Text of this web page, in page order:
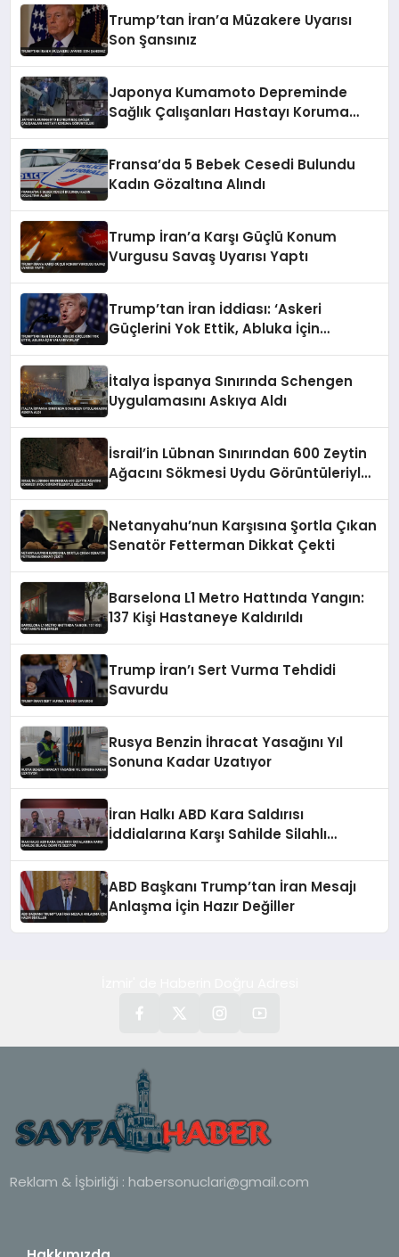
Trump’tan İran’a Müzakere Uyarısı
Son Şansınız
Japonya Kumamoto Depreminde
Sağlık Çalışanları Hastayı Koruma
Fransa’da 5 Bebek Cesedi Bulundu
Kadın Gözaltına Alındı
Trump İran’a Karşı Güçlü Konum
Vurgusu Savaş Uyarısı Yaptı
Trump’tan İran İddiası: ‘Askeri
Güçlerini Yok Ettik, Abluka İçin
İtalya İspanya Sınırında Schengen
Uygulamasını Askıya Aldı
İsrail’in Lübnan Sınırından 600 Zeytin
Ağacını Sökmesi Uydu Görüntüleriyle
Netanyahu’nun Karşısına Şortla Çıkan
Senatör Fetterman Dikkat Çekti
Barselona L1 Metro Hattında Yangın:
137 Kişi Hastaneye Kaldırıldı
Trump İran’ı Sert Vurma Tehdidi
Savurdu
Rusya Benzin İhracat Yasağını Yıl
Sonuna Kadar Uzatıyor
İran Halkı ABD Kara Saldırısı
İddialarına Karşı Sahilde Silahlı
ABD Başkanı Trump’tan İran Mesajı
Anlaşma İçin Hazır Değiller
Reklam & İşbirliği : habersonuclari@gmail.com